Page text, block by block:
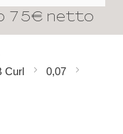
75€ netto
Curl
0,07